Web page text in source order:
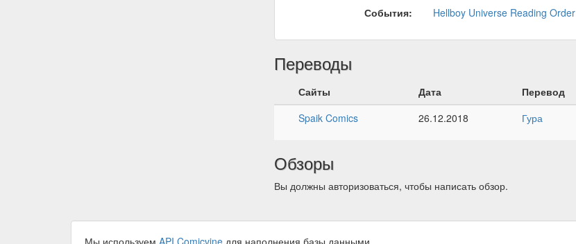
События:
Hellboy Universe Reading Order
Переводы
Сайты Дата Перевод
Spaik Comics
26.12.2018 Гура
Обзоры
Вы должны авторизоваться, чтобы написать обзор.